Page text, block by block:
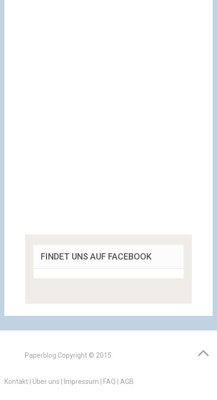
FINDET UNS AUF FACEBOOK
Paperblog Copyright © 2015.
Kontakt| Über uns Impressum FAQ AGB